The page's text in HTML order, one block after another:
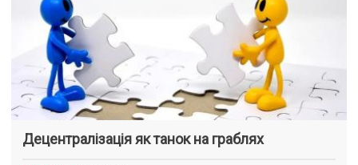
Децентралізація як танок на граблях